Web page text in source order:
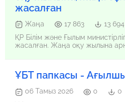
жасалған
Жаңа 17 863
13 694
ҚР Білім және Ғылым
жасалған. Жаңа оқу жылына
ҰБТ папкасы -
06 Тамыз 2026 0
0